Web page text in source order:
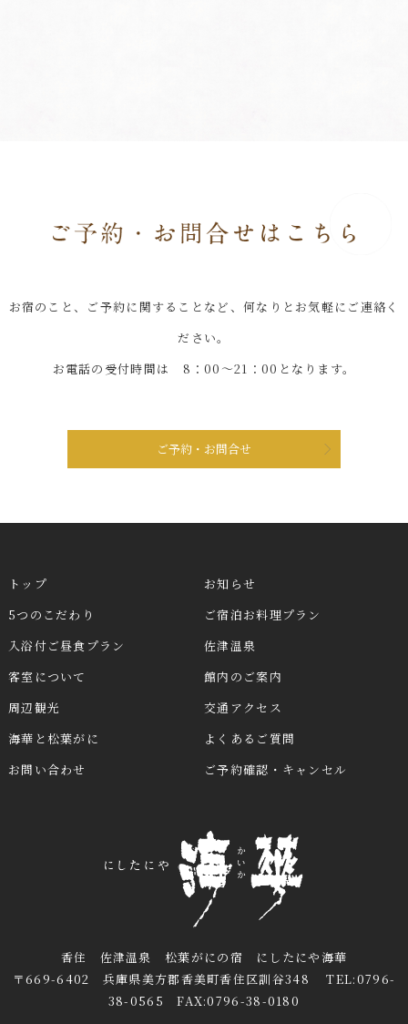
お宿のこと、ご予約に関することなど、何なりとお気軽にご連絡く
ださい。
お電話の受付時間は 8：00～21：00となります。
ご予約・お問合せ
トップ
お知らせ
5つのこだわり
ご宿泊お料理プラン
入浴付ご昼食プラン
佐津温泉
客室について
館内のご案内
周辺観光
交通アクセス
海華と松葉がに
よくあるご質問
お問い合わせ
ご予約確認・キャンセル
香住 佐津温泉 松葉がにの宿 にしたにや海華
〒669-6402 兵庫県美方郡香美町香住区訓谷348 TEL:0796-
38-0565 FAX:0796-38-0180